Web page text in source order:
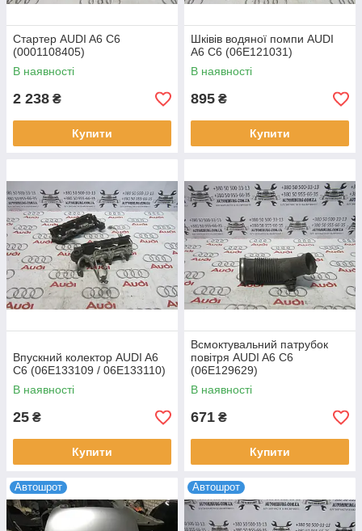
Стартер AUDI A6 C6
(0001108405)
В наявності
2 238 ₴
Купити
Шківів водяної помпи AUDI
A6 C6 (06E121031)
В наявності
895 ₴
Купити
Впускний колектор AUDI A6
C6 (06E133109 / 06E133110)
В наявності
25 ₴
Купити
Всмоктувальний патрубок
повітря AUDI A6 C6
(06E129629)
В наявності
671 ₴
Купити
Автошрот Автошрот